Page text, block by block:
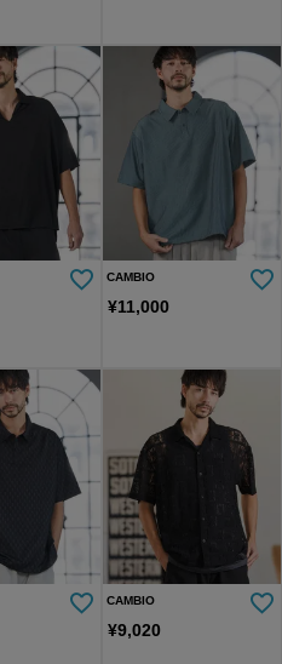
CAMBIO
¥11,000
CAMBIO
¥9,020